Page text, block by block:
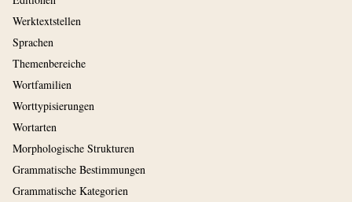
Werktextstellen
Sprachen
Themenbereiche
Wortfamilien
Worttypisierungen
Wortarten
Morphologische Strukturen
Grammatische Bestimmungen
Grammatische Kategorien